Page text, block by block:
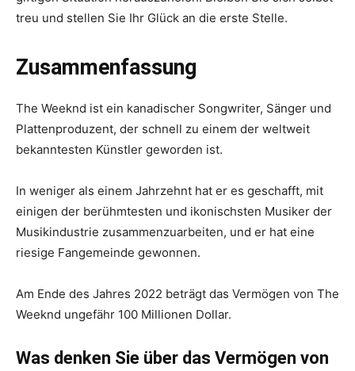
treu und stellen Sie Ihr Glück an die erste Stelle.
Zusammenfassung
The Weeknd ist ein kanadischer Songwriter, Sänger und
Plattenproduzent, der schnell zu einem der weltweit
bekanntesten Künstler geworden ist.
In weniger als einem Jahrzehnt hat er es geschafft, mit
einigen der berühmtesten und ikonischsten Musiker der
Musikindustrie zusammenzuarbeiten, und er hat eine
riesige Fangemeinde gewonnen.
Am Ende des Jahres 2022 beträgt das Vermögen von The
Weeknd ungefähr 100 Millionen Dollar.
Was denken Sie über das Vermögen von